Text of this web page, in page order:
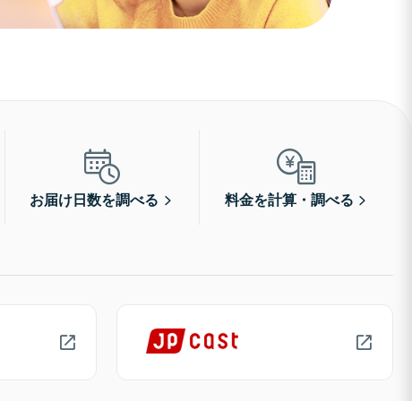
お届け日数を調べる 料金を計算・調べる